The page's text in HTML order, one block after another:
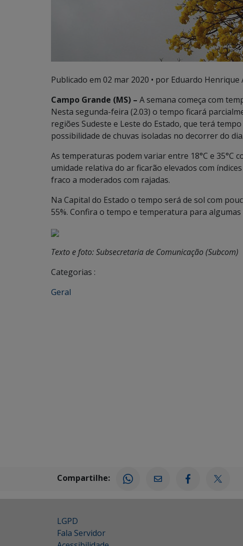
Publicado em 02 mar 2020 • por Eduardo Henrique
Campo Grande (MS) – A semana começa com
Nesta segunda-feira (2.03) o tempo ficará
regiões Sudeste e Leste do Estado, que terá
possibilidade de chuvas isoladas no decorrer do dia.
As temperaturas podem variar entre 18°C e 35°C
umidade relativa do ar ficarão elevados com
fraco a moderados com rajadas.
Na Capital do Estado o tempo será de sol com
55%. Confira o tempo e temperatura para algumas
Texto e foto: Subsecretaria de Comunicação (Subcom)
Categorias :
Geral
Compartilhe:
LGPD
Fala Servidor